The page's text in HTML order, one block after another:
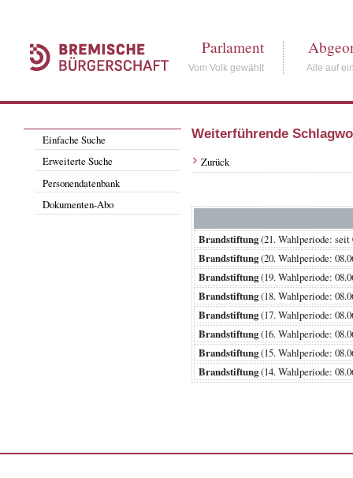
Parlament
Vom Volk gewählt Alle auf
Einfache Suche
Erweiterte Suche
Personendatenbank
Dokumenten-Abo
Weiterführende
Zurück
Brandstiftung(21. Wahlperiode:
Brandstiftung(20. Wahlperiode:
Brandstiftung(19. Wahlperiode:
Brandstiftung(18. Wahlperiode:
Brandstiftung(17. Wahlperiode:
Brandstiftung(16. Wahlperiode:
Brandstiftung(15. Wahlperiode:
Brandstiftung(14. Wahlperiode: